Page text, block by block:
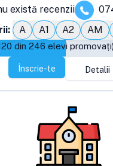
există recenzii
A A1 A2 AM
din 246 elevi promovați)
Înscrie-te Detalii